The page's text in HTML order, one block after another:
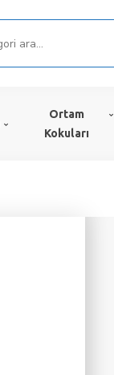
Ortam
Kokuları